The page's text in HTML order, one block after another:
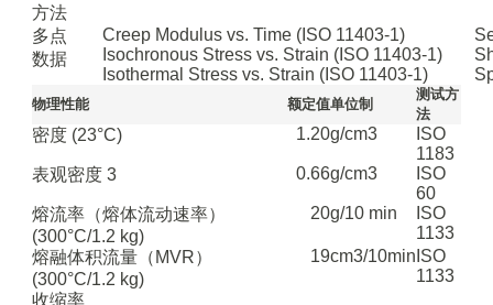
方法
多点
数据
Creep Modulus vs. Time (ISO 11403-1)
Isochronous Stress vs. Strain (ISO 11403-1)
Isothermal Stress vs. Strain (ISO 11403-1)
物理性能 额定值单位制
测试方
法
密度 (23°C) 1.20g/cm3
ISO
1183
表观密度 3 0.66g/cm3
ISO
60
熔流率（熔体流动速率）
(300°C/1.2 kg)
20g/10 min
ISO
1133
熔融体积流量（MVR）
(300°C/1.2 kg)
19cm3/10min ISO
1133
收缩率